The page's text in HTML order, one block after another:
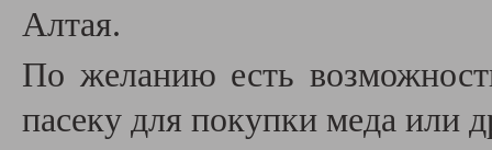
Алтая.
По желанию есть
пасеку для покупки меда или